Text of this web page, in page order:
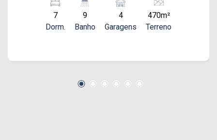
comigo que vamos conhecer essa casa
maravilhosa no Urbanova Ela tem 7 suítes, sala
de TV, sala de estar, sala de jantar, cozinha
cinema. Casa totalmente automatizada com
aparelhos de ar condicionado. A casa conta
7
Dorm.
9
Banho
4
Garagens
470m²
Terreno